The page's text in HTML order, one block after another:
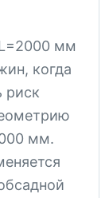
мм
когда
риск
мм.